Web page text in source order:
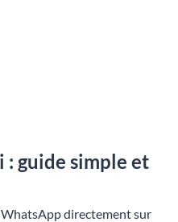
guide simple et
directement sur